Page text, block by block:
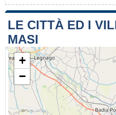
LE CITTÀ ED I
MASI
+
−